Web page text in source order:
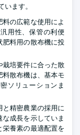
ます。
の広範な使用によ
用性、保管の利便
肥料用の散布機に投
栽培要件に合った散
散布機は、基本モ
ソリューションま
精密農業の採用に
成長を示していま
養素の最適配置を